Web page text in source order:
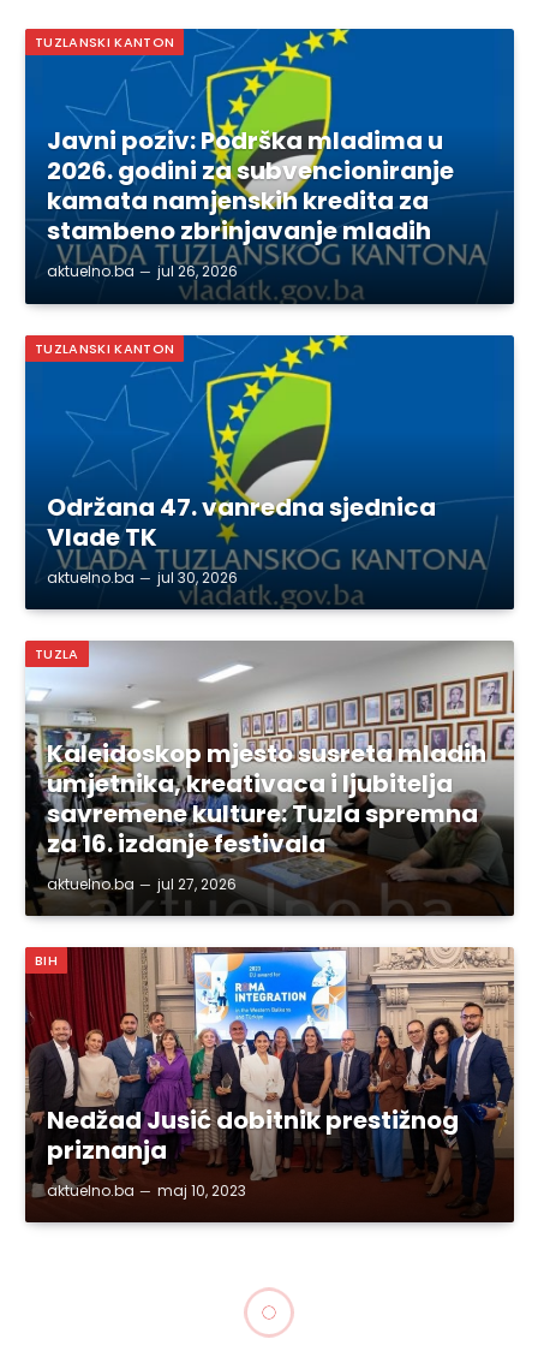
TUZLANSKI KANTON
Javni poziv: Podrška mladima u
2026. godini za subvencioniranje
kamata namjenskih kredita za
stambeno zbrinjavanje mladih
aktuelno.ba jul 26, 2026
TUZLANSKI KANTON
Održana 47. vanredna sjednica
Vlade TK
aktuelno.ba jul 30, 2026
TUZLA
Kaleidoskop mjesto susreta mladih
umjetnika, kreativaca i ljubitelja
savremene kulture: Tuzla spremna
za 16. izdanje festivala
aktuelno.ba jul 27, 2026
BIH
Nedžad Jusić dobitnik prestižnog
priznanja
aktuelno.ba maj 10, 2023